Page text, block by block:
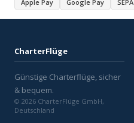
Apple Pay
Google Pay SEPA
CharterFlüge
Günstige Charterflüge, sicher
& bequem.
© 2026 CharterFlüge GmbH,
Deutschland